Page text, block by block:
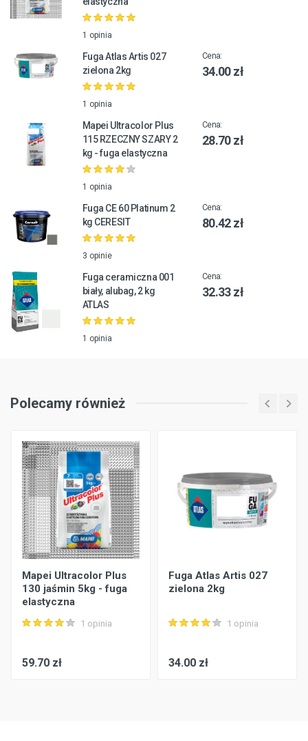
1 opinia
Fuga Atlas Artis 027
zielona 2kg
1 opinia
Cena:
34.00 zł
Mapei Ultracolor Plus
115 RZECZNY SZARY 2
kg - fuga elastyczna
1 opinia
Cena:
28.70 zł
Fuga CE 60 Platinum 2
kg CERESIT
3 opinie
Cena:
80.42 zł
Fuga ceramiczna 001
biały, alubag, 2 kg
ATLAS
1 opinia
Cena:
32.33 zł
Polecamy również
Mapei Ultracolor Plus
130 jaśmin 5kg - fuga
elastyczna
1 opinia
59.70 zł
Fuga Atlas Artis 027
zielona 2kg
1 opinia
34.00 zł